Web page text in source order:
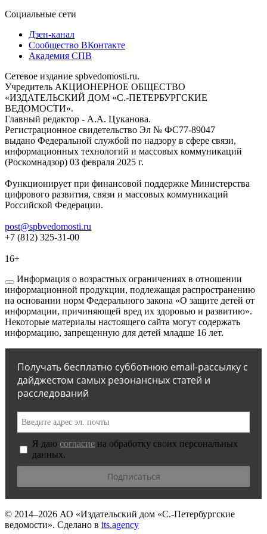
Социальные сети
Дзен-канал
Сообщество ВКонтакте
Академия СПВ
Сетевое издание spbvedomosti.ru.
Учредитель АКЦИОНЕРНОЕ ОБЩЕСТВО
«ИЗДАТЕЛЬСКИЙ ДОМ «С.-ПЕТЕРБУРГСКИЕ
ВЕДОМОСТИ».
Главный редактор - А.А. Цуканова.
Регистрационное свидетельство Эл № ФС77-89047
выдано Федеральной службой по надзору в сфере связи,
информационных технологий и массовых коммуникаций
(Роскомнадзор) 03 февраля 2025 г.
Функционирует при финансовой поддержке Министерства
цифрового развития, связи и массовых коммуникаций
Российской Федерации.
post@spbvedomosti.ru
+7 (812) 325-31-00
16+
Информация о возрастных ограничениях в отношении
информационной продукции, подлежащая распространению
на основании норм Федерального закона «О защите детей от
информации, причиняющей вред их здоровью и развитию».
Некоторые материалы настоящего сайта могут содержать
информацию, запрещенную для детей младше 16 лет.
Получать бесплатно субботнюю email-рассылку с
дайджестом самых резонансных статей и
расследований
Я даю согласие на обработку своих персональных
данных.
© 2014–2026 АО «Издательский дом «С.-Петербургские
ведомости». Сделано в its.agency